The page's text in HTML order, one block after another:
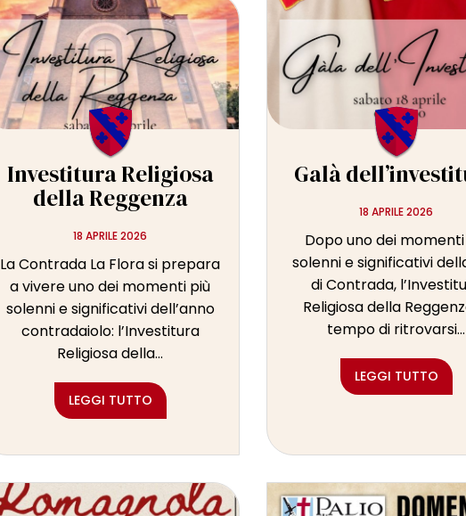
Investitura Religiosa
della Reggenza
18 APRILE 2026
La Contrada La Flora si prepara
a vivere uno dei momenti più
solenni e significativi dell’anno
contradaiolo: l’Investitura
Religiosa della...
LEGGI TUTTO
Galà
18 APRILE 2026
Dopo uno dei
solenni e significativi
di Contrada,
Religiosa della
tempo di ritrovarsi...
LEGGI TUTTO